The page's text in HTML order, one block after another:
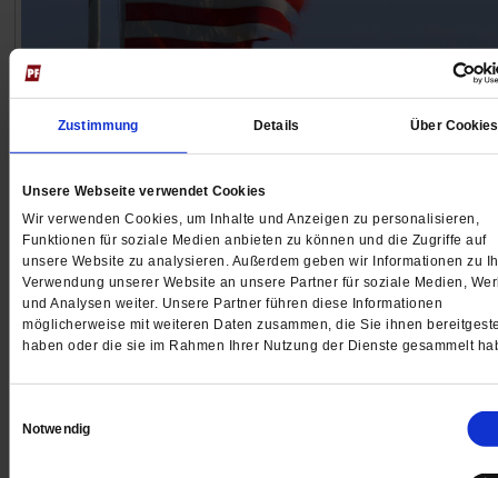
Zustimmung Details Über Cookies
Unsere Webseite verwendet Cookies
Wir verwenden Cookies, um Inhalte und Anzeigen zu personalisieren,
Funktionen für soziale Medien anbieten zu können und die Zugriffe auf
unsere Website zu analysieren. Außerdem geben wir Informationen zu
Verwendung unserer Website an unsere Partner für soziale Medien,
und Analysen weiter. Unsere Partner führen diese Informationen
möglicherweise mit weiteren Daten zusammen, die Sie ihnen
haben oder die sie im Rahmen Ihrer Nutzung der Dienste gesammelt
Notwendig
Mein Amerika
250 Jahre nach Gründung der Vereinigten Staaten von
Amerika bedrohen autokratische Kräfte die
Unser Autor Arnd Henze kennt das Land seit
Studienzeiten. In seinem persönlichen Essay erinnert
die Kraft der Zivilgesellschaft. /mehr
vonArnd Henze